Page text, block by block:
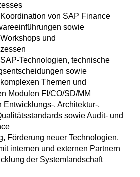
von SAP Finance
sowie
und
Technologien, technische
sowie
Themen und
Modulen FI/CO/SD/MM
Entwicklungs-, Architektur-,
sowie Audit- und
Förderung neuer Technologien,
internen und externen Partnern
der Systemlandschaft